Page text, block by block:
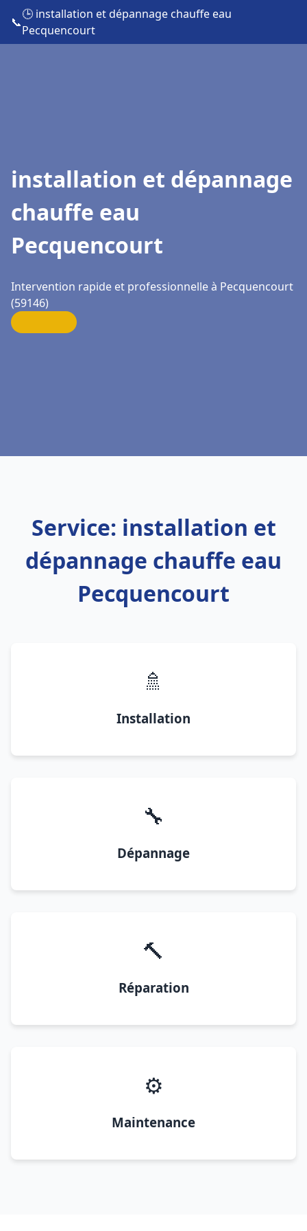
📞
🕒 installation et dépannage chauffe eau
Pecquencourt
installation et dépannage
chauffe eau
Pecquencourt
Intervention rapide et professionnelle à Pecquencourt
(59146)
Service: installation et
dépannage chauffe eau
Pecquencourt
🚿
Installation
🔧
Dépannage
🔨
Réparation
⚙️
Maintenance